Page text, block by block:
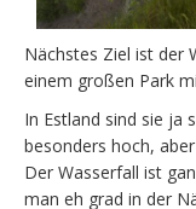
Nächstes Ziel ist der
einem großen Park
In Estland sind sie ja
besonders hoch,
Der Wasserfall ist
man eh grad in der